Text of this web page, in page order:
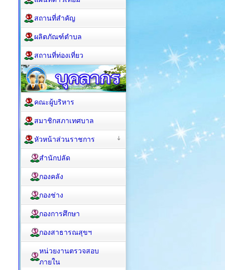
สถานที่สำคัญ
ผลิตภัณฑ์ตำบล
สถานที่ท่องเที่ยว
คณะผู้บริหาร
สมาชิกสภาเทศบาล
หัวหน้าส่วนราชการ
สำนักปลัด
กองคลัง
กองช่าง
กองการศึกษา
กองสาธารณสุขฯ
หน่วยงานตรวจสอบ
ภายใน